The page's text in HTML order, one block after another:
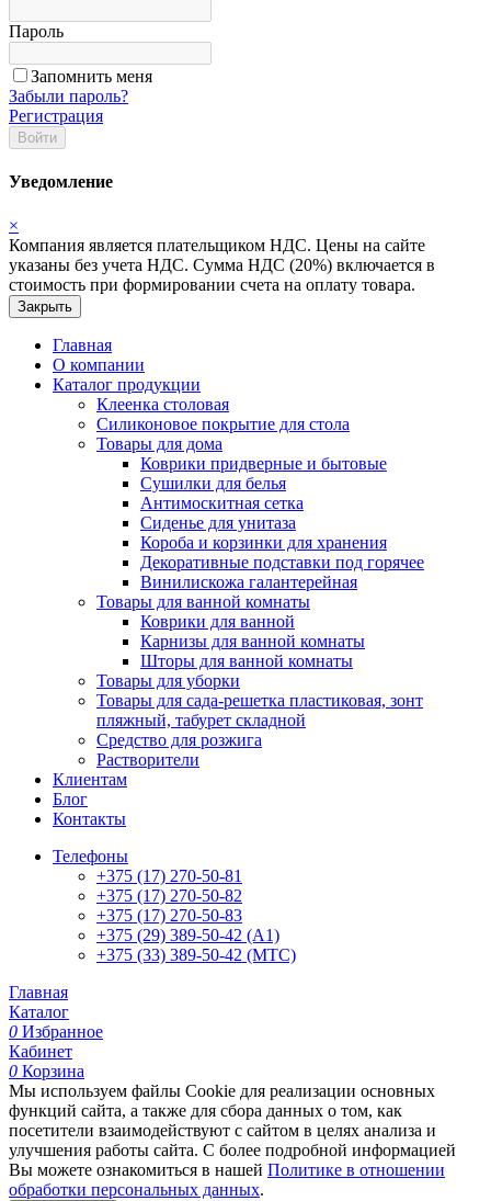
Пароль
Запомнить меня
Забыли пароль?
Регистрация
Войти
Уведомление
×
Компания является плательщиком НДС. Цены на сайте
указаны без учета НДС. Сумма НДС (20%) включается в
стоимость при формировании счета на оплату товара.
Закрыть
Главная
О компании
Каталог продукции
Клеенка столовая
Силиконовое покрытие для стола
Товары для дома
Коврики придверные и бытовые
Сушилки для белья
Антимоскитная сетка
Сиденье для унитаза
Короба и корзинки для хранения
Декоративные подставки под горячее
Винилискожа галантерейная
Товары для ванной комнаты
Коврики для ванной
Карнизы для ванной комнаты
Шторы для ванной комнаты
Товары для уборки
Товары для сада-решетка пластиковая, зонт
пляжный, табурет складной
Средство для розжига
Растворители
Клиентам
Блог
Контакты
Телефоны
+375 (17) 270-50-81
+375 (17) 270-50-82
+375 (17) 270-50-83
+375 (29) 389-50-42 (А1)
+375 (33) 389-50-42 (МТС)
Главная
Каталог
0 Избранное
Кабинет
0 Корзина
Мы используем файлы Cookie для реализации основных
функций сайта, а также для сбора данных о том, как
посетители взаимодействуют с сайтом в целях анализа и
улучшения работы сайта. С более подробной информацией
Вы можете ознакомиться в нашей Политике в отношении
обработки персональных данных.